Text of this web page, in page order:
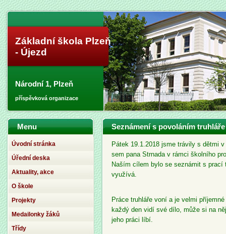
Základní škola Plzeň
- Újezd
Národní 1, Plzeň
příspěvková organizace
Seznámení s povoláním truhláře
Pátek 19.1.2018 jsme trávily s dětmi
sem pana Strnada v rámci školního
Naším cílem bylo se seznámit s prací
využívá.
Práce truhláře voní a je velmi
každý den vidí své dílo, může si na
jeho práci líbí.
Menu
Úvodní stránka
Úřední deska
Aktuality, akce
O škole
Projekty
Medailonky žáků
Třídy